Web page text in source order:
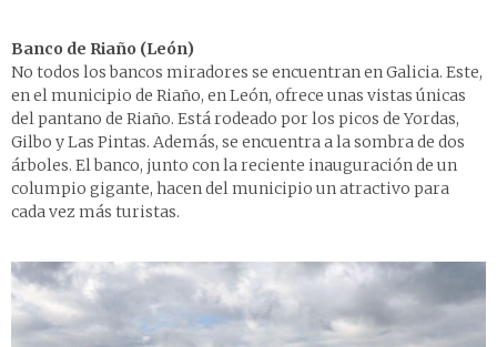
Banco de Riaño (León)
No todos los bancos miradores se encuentran en Galicia. Este,
en el municipio de Riaño, en León, ofrece unas vistas únicas
del pantano de Riaño. Está rodeado por los picos de Yordas,
Gilbo y Las Pintas. Además, se encuentra a la sombra de dos
árboles. El banco, junto con la reciente inauguración de un
columpio gigante, hacen del municipio un atractivo para
cada vez más turistas.